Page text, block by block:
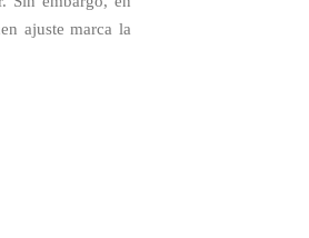
ajuste marca la